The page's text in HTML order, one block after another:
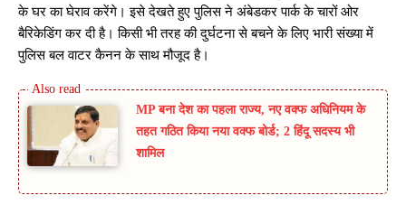
के घर का घेराव करेंगे। इसे देखते हुए पुलिस ने अंबेडकर पार्क के चारों ओर
बैरिकेडिंग कर दी है। किसी भी तरह की दुर्घटना से बचने के लिए भारी संख्या में
पुलिस बल वाटर कैनन के साथ मौजूद है।
MP बना देश का पहला राज्य, नए वक्फ अधिनियम के
तहत गठित किया नया वक्फ बोर्ड; 2 हिंदू सदस्य भी
शामिल